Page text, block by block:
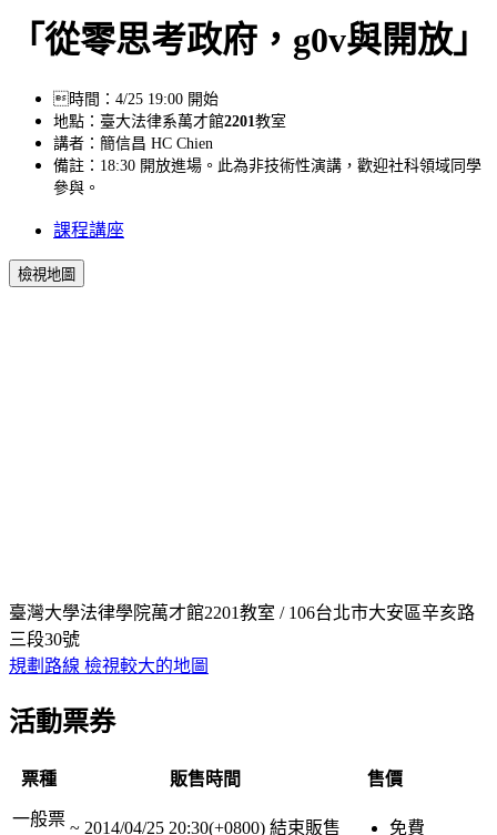
「從零思考政府，g0v與開放」
時間：4/25 19:00 開始
地點：臺大法律系萬才館2201 教室
講者：簡信昌 HC Chien
備註：18:30 開放進場。此為非技術性演講，歡迎社科領域同學
參與。
課程講座
檢視地圖
臺灣大學法律學院萬才館2201教室 / 106台北市大安區辛亥路
三段30號
規劃路線 檢視較大的地圖
活動票券
票種 販售時間 售價
一般票 ~ 2014/04/25 20:30(+0800) 結束販售 免費